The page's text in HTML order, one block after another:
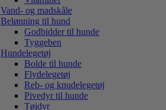
Vand- og madskåle
Belønning til hund
Godbidder til hunde
Tyggeben
Hundelegetøj
Bolde til hunde
Flydelegetøj
Reb- og knudelegetøj
Pivedyr til hunde
Tøjdyr